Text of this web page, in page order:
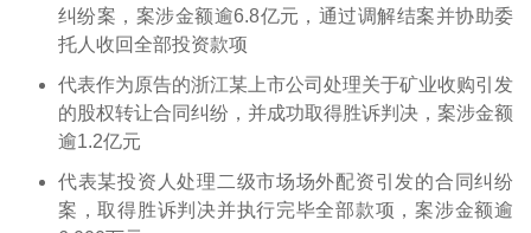
纠纷案，案涉金额逾6.8亿元，通过调解结案并协助委
托人收回全部投资款项
代表作为原告的浙江某上市公司处理关于矿业收购引发
的股权转让合同纠纷，并成功取得胜诉判决，案涉金额
逾1.2亿元
代表某投资人处理二级市场场外配资引发的合同纠纷
案，取得胜诉判决并执行完毕全部款项，案涉金额逾